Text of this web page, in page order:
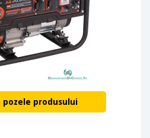
pozele produsului